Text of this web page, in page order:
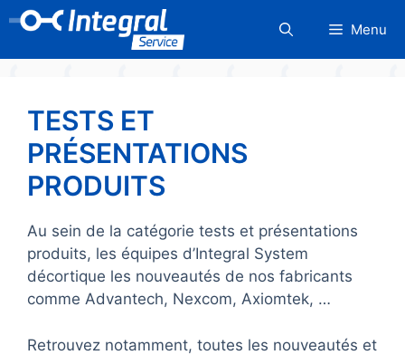
Aller
contenu
Menu
TESTS ET
PRÉSENTATIONS
PRODUITS
Au sein de la catégorie tests et présentations
produits, les équipes d’Integral System
décortique les nouveautés de nos fabricants
comme Advantech, Nexcom, Axiomtek, …
Retrouvez notamment, toutes les nouveautés et